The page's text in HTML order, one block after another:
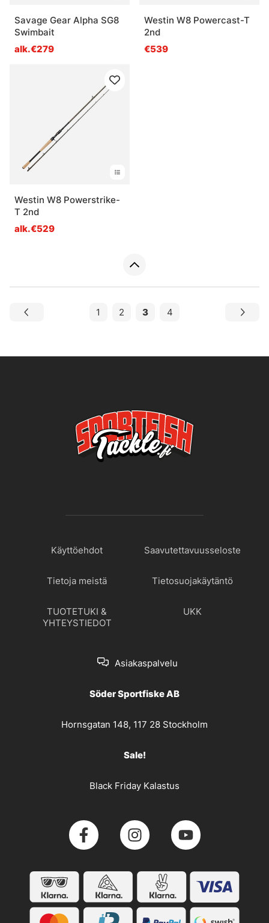
Savage Gear Alpha SG8
Swimbait
alk.€279
Westin W8 Powercast-T
2nd
€539
Westin W8 Powerstrike-
T 2nd
alk.€529
1 2 3 4
Käyttöehdot Saavutettavuusseloste
Tietoja meistä Tietosuojakäytäntö
TUOTETUKI &
YHTEYSTIEDOT
UKK
Asiakaspalvelu
Söder Sportfiske AB
Hornsgatan 148, 117 28 Stockholm
Sale!
Black Friday Kalastus